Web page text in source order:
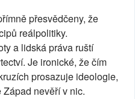
přesvědčeny, že
reálpolitiky.
a lidská práva ruští
Je ironické, že čím
prosazuje ideologie,
nevěří v nic.